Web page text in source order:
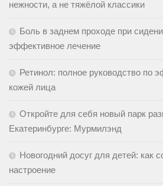
нежности, а не тяжёлой классики
Боль в заднем проходе при
эффективное лечение
Ретинол: полное руководство по
кожей лица
Откройте для себя новый парк
Екатеринбурге: Мурмилэнд
Новогодний досуг для детей: как
настроение